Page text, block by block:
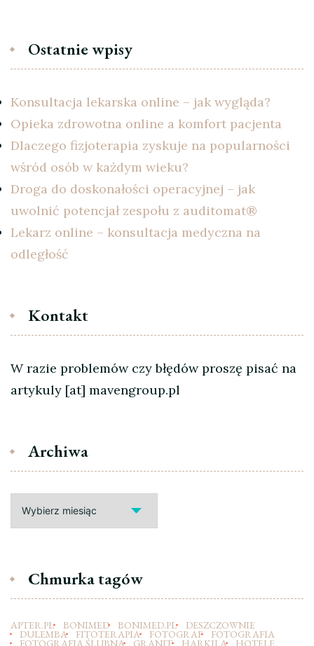
Ostatnie wpisy
Konsultacja lekarska online – jak wygląda?
Opieka zdrowotna online a komfort pacjenta
Dlaczego fizjoterapia zyskuje na popularności
wśród osób w każdym wieku?
Droga do doskonałości operacyjnej – jak
uwolnić potencjał zespołu z auditomat®
Lekarz online – konsultacja medyczna na
odległość
Kontakt
W razie problemów czy błędów proszę pisać na
artykuly [at] mavengroup.pl
Archiwa
Chmurka tagów
APTER.PL BONIMED BONIMED.PL DESZCZOWNIE
DULEMBA FITOTERAPIA FOTOGRAF FOTOGRAFIA
FOTOGRAFIA ŚLUBNA GRANIT HARKILA HOTELE